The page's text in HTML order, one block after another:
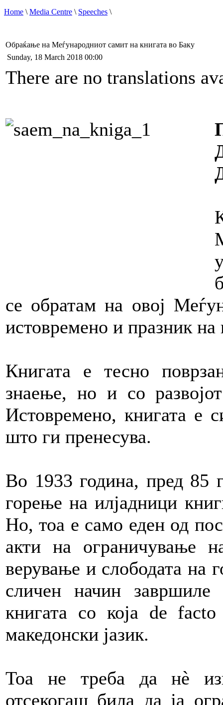
Home \Media Centre \ Speeches \
Обраќање на Меѓународниот самит на книгата во Баку
Sunday, 18 March 2018 00:00
There are no translations
се обратам на овој
истовремено и празник на
Книгата е тесно
знаење, но и со
Истовремено, книгата е
што ги пренесува.
Во 1933 година, пред 85
горење на илјадници
Но, тоа е само еден од
акти на ограничување
верување и слободата на
сличен начин
книгата со која de
македонски јазик.
Тоа не треба да нè
отсекогаш била да ја